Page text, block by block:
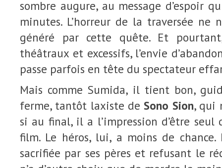
sombre augure, au message d’espoir
minutes. L’horreur de la traversée ne
généré par cette quête. Et
théâtraux et excessifs, l’envie
passe parfois en tête du spectateur
Mais comme Sumida, il tient bon,
ferme, tantôt laxiste deSono Sion, qui
si au final, il a l’impression d’être
film. Le héros, lui, a moins de chance.
sacrifiée par ses pères et refusant le